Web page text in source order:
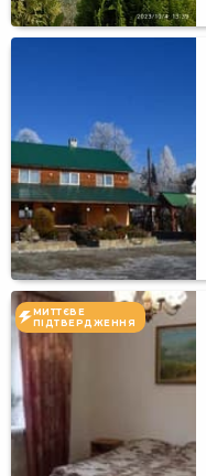
МИТТЄВЕ
ПІДТВЕРДЖЕННЯ